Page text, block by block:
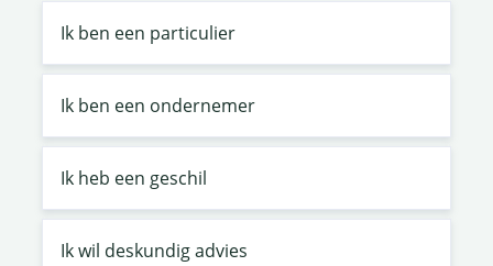
Ik ben een particulier
Ik ben een ondernemer
Ik heb een geschil
Ik wil deskundig advies